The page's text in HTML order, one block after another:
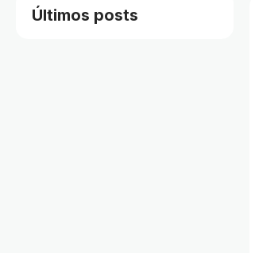
Últimos posts